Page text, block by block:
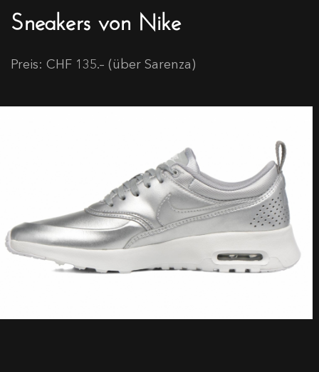
Sneakers von Nike
Preis: CHF 135.– (über Sarenza)